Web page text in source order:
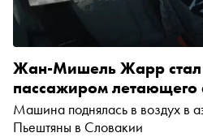
Жан-Мишель Жарр
пассажиром летающего
Машина поднялась в воздух в
Пьештяны в Словакии